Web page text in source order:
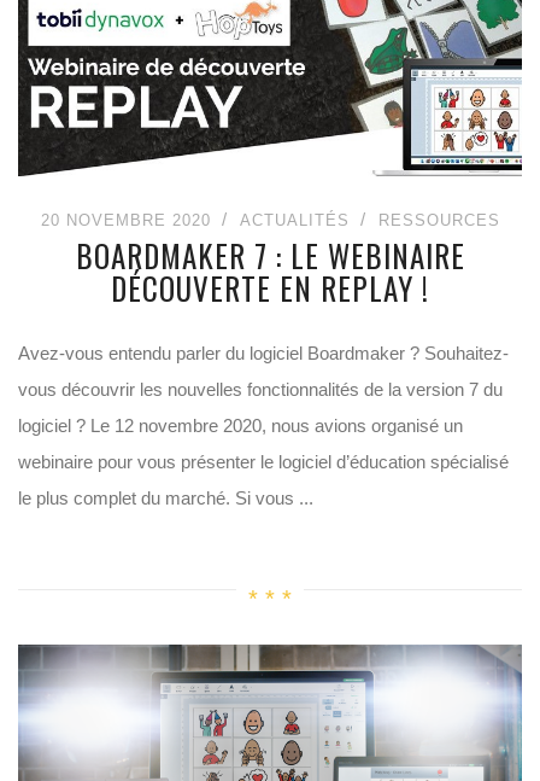
20 NOVEMBRE 2020 ACTUALITÉS RESSOURCES
BOARDMAKER 7 : LE WEBINAIRE
DÉCOUVERTE EN REPLAY !
Avez-vous entendu parler du logiciel Boardmaker ? Souhaitez-
vous découvrir les nouvelles fonctionnalités de la version 7 du
logiciel ? Le 12 novembre 2020, nous avions organisé un
webinaire pour vous présenter le logiciel d’éducation spécialisé
le plus complet du marché. Si vous ...